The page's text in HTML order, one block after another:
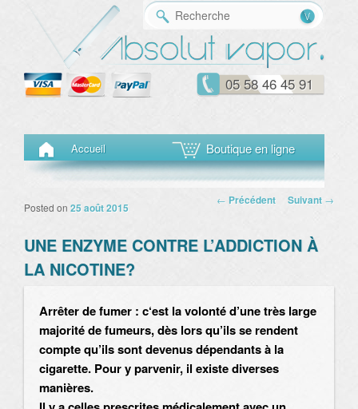
05 58 46 45 91
Menu principal
Aller au contenu principal
Aller au contenu secondaire
Accueil Boutique en ligne
Navigation des
← Précédent Suivant →
UNE ENZYME CONTRE L’ADDICTION À
LA NICOTINE?
Posted on 25 août 2015
Arrêter de fumer : c‘est la volonté d’une très large
majorité de fumeurs, dès lors qu’ils se rendent
compte qu’ils sont devenus dépendants à la
cigarette. Pour y parvenir, il existe diverses
manières.